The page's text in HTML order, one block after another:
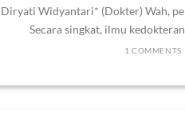
Widyantari* (Dokter) Wah,
Secara singkat, ilmu
1 COMMENTS